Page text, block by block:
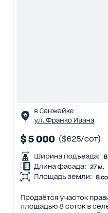
в Санжейке
ул. Франко Ивана
$ 5 000 ($625/сот)
Ширина подъезда:
Длина фасада: 27 м.
Площадь земли: 8
Продаётся участок
площадью 8 соток в